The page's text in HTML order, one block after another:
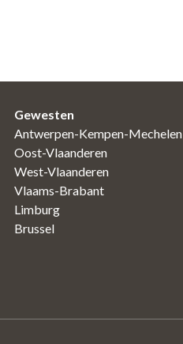
Gewesten
Antwerpen-Kempen-Mechelen
Oost-Vlaanderen
West-Vlaanderen
Vlaams-Brabant
Limburg
Brussel